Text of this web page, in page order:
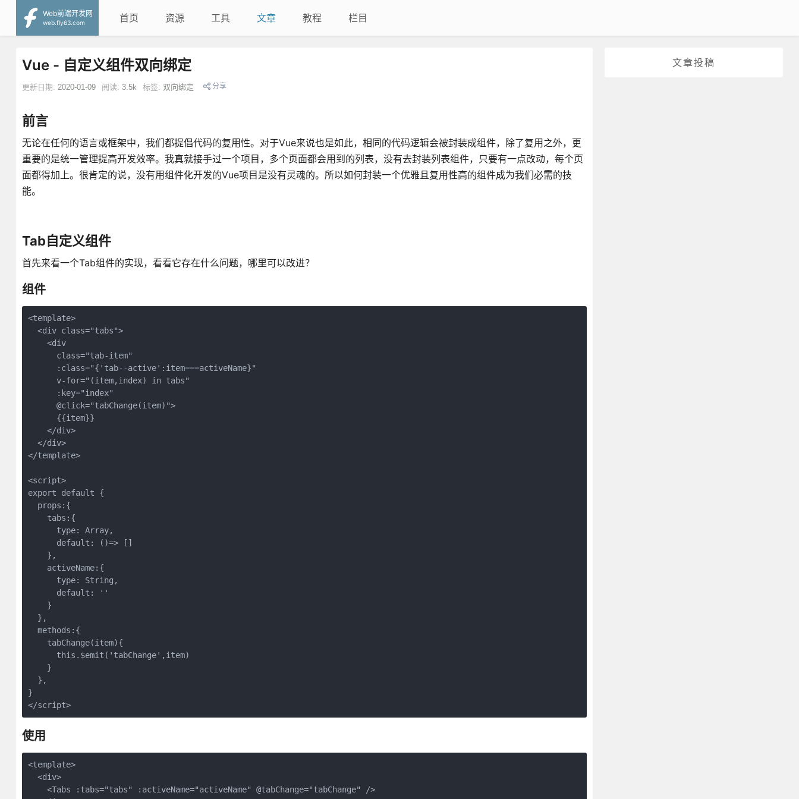
Web前端开发网
web.fly63.com
首页 资源 工具 文章 教程 栏目
文章投稿
Vue - 自定义组件双向绑定
更新日期: 2020-01-09 阅读: 3.5k 标签: 双向绑定 分享
前言
无论在任何的语言或框架中，我们都提倡代码的复用性。对于Vue来说也是如此，相同的代码逻辑会被封装成组件，除了复用之外，更
重要的是统一管理提高开发效率。我真就接手过一个项目，多个页面都会用到的列表，没有去封装列表组件，只要有一点改动，每个页
面都得加上。很肯定的说，没有用组件化开发的Vue项目是没有灵魂的。所以如何封装一个优雅且复用性高的组件成为我们必需的技
能。
Tab自定义组件
首先来看一个Tab组件的实现，看看它存在什么问题，哪里可以改进？
组件
<template>
  <div class="tabs">
    <div
      class="tab-item"
      :class="{'tab--active':item===activeName}"
      v-for="(item,index) in tabs"
      :key="index"
      @click="tabChange(item)">
      {{item}}
    </div>
  </div>
</template>
<script>
export default {
  props:{
    tabs:{
      type: Array,
      default: ()=> []
    },
    activeName:{
      type: String,
      default: ''
    }
  },
  methods:{
    tabChange(item){
      this.$emit('tabChange',item)
    }
  },
}
</script>
使用
<template>
  <div>
    <Tabs :tabs="tabs" :activeName="activeName" @tabChange="tabChange" />